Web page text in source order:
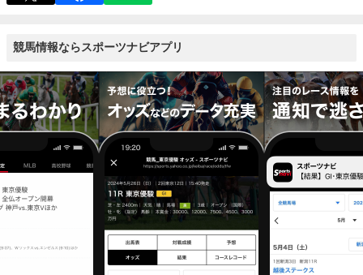
競馬情報ならスポーツナビアプリ